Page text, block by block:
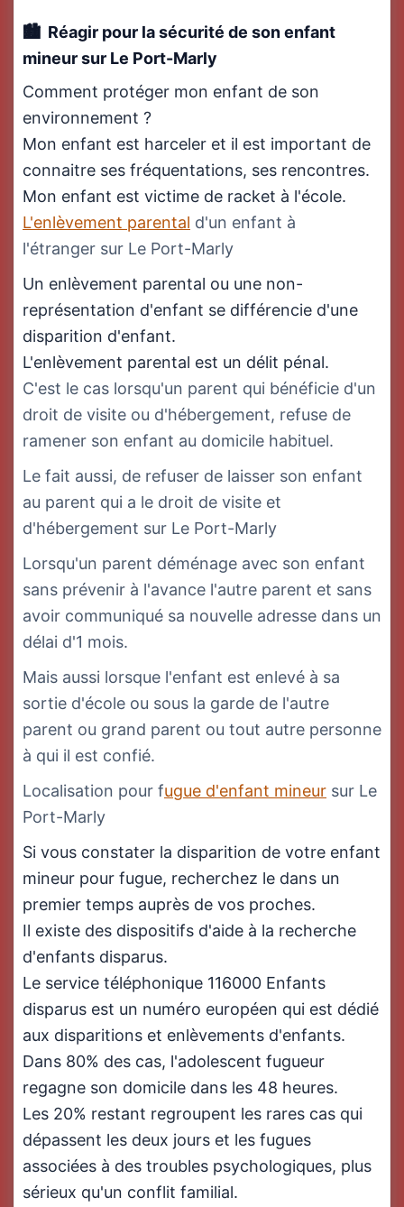
Réagir pour la sécurité de son enfant
mineur sur Le Port-Marly
Comment protéger mon enfant de son
environnement ?
Mon enfant est harceler et il est important de
connaitre ses fréquentations, ses rencontres.
Mon enfant est victime de racket à l'école.
L'enlèvement parental d'un enfant à
l'étranger sur Le Port-Marly
Un enlèvement parental ou une non-
représentation d'enfant se différencie d'une
disparition d'enfant.
L'enlèvement parental est un délit pénal.
C'est le cas lorsqu'un parent qui bénéficie d'un
droit de visite ou d'hébergement, refuse de
ramener son enfant au domicile habituel.
Le fait aussi, de refuser de laisser son enfant
au parent qui a le droit de visite et
d'hébergement sur Le Port-Marly
Lorsqu'un parent déménage avec son enfant
sans prévenir à l'avance l'autre parent et sans
avoir communiqué sa nouvelle adresse dans un
délai d'1 mois.
Mais aussi lorsque l'enfant est enlevé à sa
sortie d'école ou sous la garde de l'autre
parent ou grand parent ou tout autre personne
à qui il est confié.
Localisation pour fugue d'enfant mineur sur Le
Port-Marly
Si vous constater la disparition de votre enfant
mineur pour fugue, recherchez le dans un
premier temps auprès de vos proches.
Il existe des dispositifs d'aide à la recherche
d'enfants disparus.
Le service téléphonique 116000 Enfants
disparus est un numéro européen qui est dédié
aux disparitions et enlèvements d'enfants.
Dans 80% des cas, l'adolescent fugueur
regagne son domicile dans les 48 heures.
Les 20% restant regroupent les rares cas qui
dépassent les deux jours et les fugues
associées à des troubles psychologiques, plus
sérieux qu'un conflit familial.